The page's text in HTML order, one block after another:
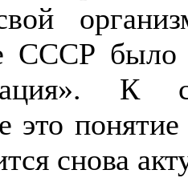
СССР было
К
это
снова